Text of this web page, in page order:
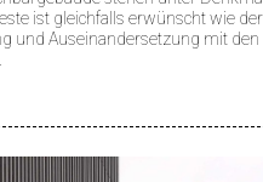
ist gleichfalls erwünscht wie der
und Auseinandersetzung mit den